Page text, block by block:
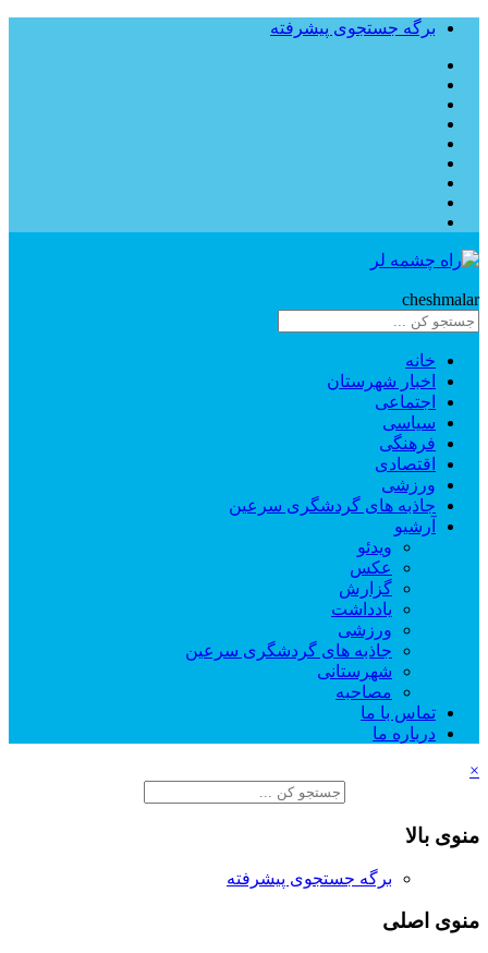
برگه جستجوی پیشرفته
cheshmalar
خانه
اخبار شهرستان
اجتماعی
سیاسی
فرهنگی
اقتصادی
ورزشی
جاذبه های گردشگری سرعین
آرشیو
ویدئو
عکس
گزارش
یادداشت
ورزشی
جاذبه های گردشگری سرعین
شهرستانی
مصاحبه
تماس با ما
درباره ما
×
منوی بالا
برگه جستجوی پیشرفته
منوی اصلی